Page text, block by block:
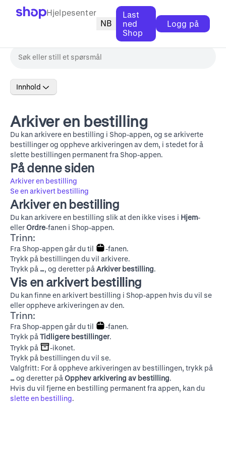
Hjelpesenter
NB
Last
ned
Shop
Logg på
Innhold
Arkiver en bestilling
Du kan arkivere en bestilling i Shop-appen, og se arkiverte
bestillinger og oppheve arkiveringen av dem, i stedet for å
slette bestillingen permanent fra Shop-appen.
På denne siden
Arkiver en bestilling
Se en arkivert bestilling
Arkiver en bestilling
Du kan arkivere en bestilling slik at den ikke vises i Hjem-
eller Ordre-fanen i Shop-appen.
Trinn:
Fra Shop-appen går du til
-fanen.
Trykk på bestillingen du vil arkivere.
Trykk på …, og deretter på Arkiver bestilling.
Vis en arkivert bestilling
Du kan finne en arkivert bestilling i Shop-appen hvis du vil se
eller oppheve arkiveringen av den.
Trinn:
Fra Shop-appen går du til
-fanen.
Trykk på Tidligere bestillinger.
Trykk på
-ikonet.
Trykk på bestillingen du vil se.
Valgfritt: For å oppheve arkiveringen av bestillingen, trykk på
…og deretter på Opphev arkivering av bestilling.
Hvis du vil fjerne en bestilling permanent fra appen, kan du
slette en bestilling.